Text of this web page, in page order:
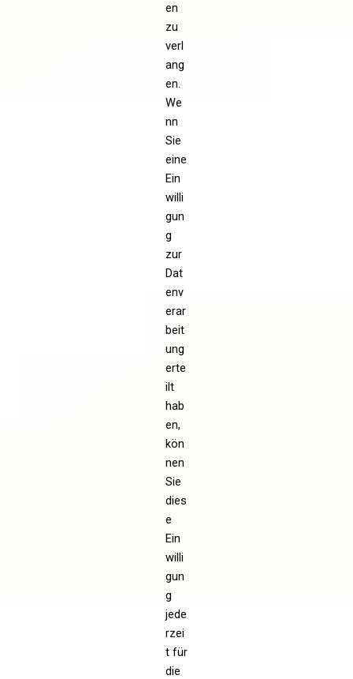
en
zu
verl
ang
en.
We
nn
Sie
eine
Ein
willi
gun
g
zur
Dat
env
erar
beit
ung
erte
ilt
hab
en,
kön
nen
Sie
dies
e
Ein
willi
gun
g
jede
rzei
t für
die